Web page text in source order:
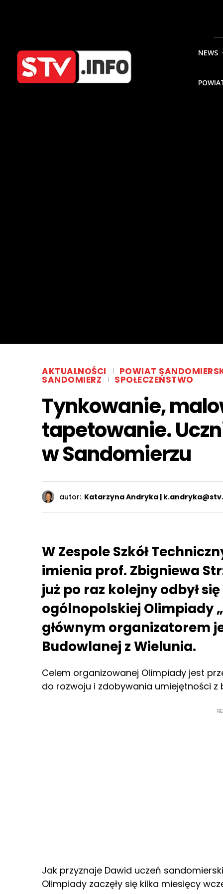
NEWS
AKTUALNOŚCI POWIAT
SANDOMIERZ SPOŁECZEŃSTWO
Tynkowanie,
tapetowanie.
w Sandomierzu
autor: Katarzyna Andryka |
W Zespole Szkół
imienia prof. Zbigniewa
już po raz kolejny odbył
ogólnopolskiej Olimpiady
głównym organizatorem
Budowlanej z Wielunia.
Celem organizowanej Olimpiady jest
do rozwoju i zdobywania umiejętności z
Jak przyznaje Dawid uczeń
Olimpiady zaczęły się kilka miesięcy